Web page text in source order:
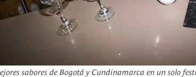
sabores de Bogotá y Cundinamarca en un solo